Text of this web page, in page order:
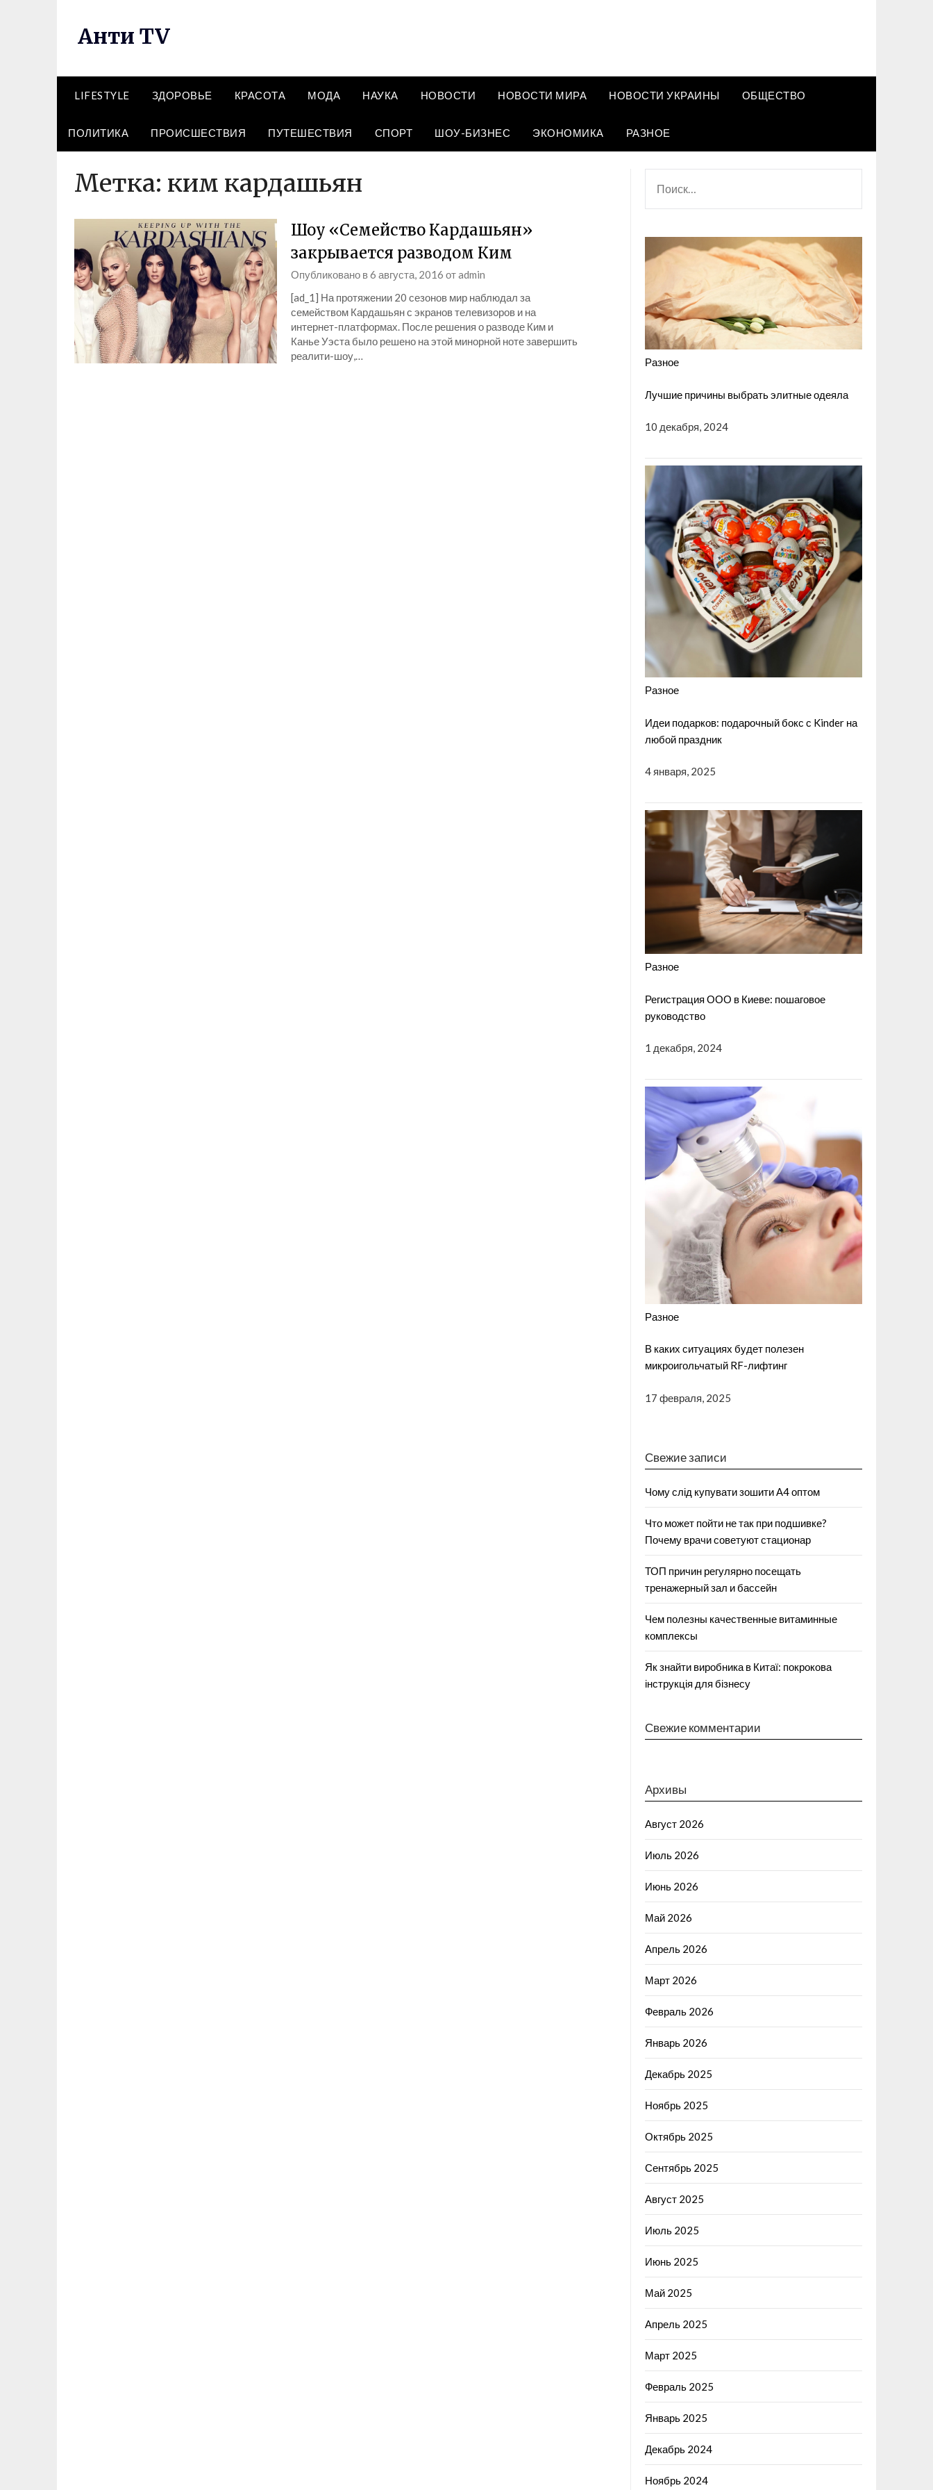
Анти TV
LIFESTYLE ЗДОРОВЬЕ КРАСОТА МОДА НАУКА НОВОСТИ НОВОСТИ МИРА НОВОСТИ УКРАИНЫ ОБЩЕСТВО
ПОЛИТИКА ПРОИСШЕСТВИЯ ПУТЕШЕСТВИЯ СПОРТ ШОУ-БИЗНЕС ЭКОНОМИКА РАЗНОЕ
Метка: ким кардашьян
Шоу «Семейство Кардашьян»
закрывается разводом Ким
Опубликовано в6 августа, 2016 отadmin
[ad_1] На протяжении 20 сезонов мир наблюдал за
семейством Кардашьян с экранов телевизоров и на
интернет-платформах. После решения о разводе Ким и
Канье Уэста было решено на этой минорной ноте завершить
реалити-шоу,…
Разное
Лучшие причины выбрать элитные одеяла
10 декабря, 2024
Разное
Идеи подарков: подарочный бокс с Kinder на
любой праздник
4 января, 2025
Разное
Регистрация ООО в Киеве: пошаговое
руководство
1 декабря, 2024
Разное
В каких ситуациях будет полезен
микроигольчатый RF-лифтинг
17 февраля, 2025
Свежие записи
Чому слід купувати зошити А4 оптом
Что может пойти не так при подшивке?
Почему врачи советуют стационар
ТОП причин регулярно посещать
тренажерный зал и бассейн
Чем полезны качественные витаминные
комплексы
Як знайти виробника в Китаї: покрокова
інструкція для бізнесу
Свежие комментарии
Архивы
Август 2026
Июль 2026
Июнь 2026
Май 2026
Апрель 2026
Март 2026
Февраль 2026
Январь 2026
Декабрь 2025
Ноябрь 2025
Октябрь 2025
Сентябрь 2025
Август 2025
Июль 2025
Июнь 2025
Май 2025
Апрель 2025
Март 2025
Февраль 2025
Январь 2025
Декабрь 2024
Ноябрь 2024